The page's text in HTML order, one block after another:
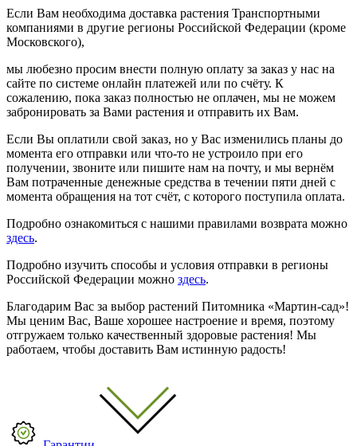
Если Вам необходима доставка растения Транспортными
компаниями в другие регионы Российской Федерации (кроме
Московского),
мы любезно просим внести полную оплату за заказ у нас на
сайте по системе онлайн платежей или по счёту. К
сожалению, пока заказ полностью не оплачен, мы не можем
забронировать за Вами растения и отправить их Вам.
Если Вы оплатили свой заказ, но у Вас изменились планы до
момента его отправки или что-то не устроило при его
получении, звоните или пишите нам на почту, и мы вернём
Вам потраченные денежные средства в течении пяти дней с
момента обращения на тот счёт, с которого поступила оплата.
Подробно ознакомиться с нашими правилами возврата можно
здесь.
Подробно изучить способы и условия отправки в регионы
Российской Федерации можно здесь.
Благодарим Вас за выбор растений Питомника «Мартин-сад»!
Мы ценим Вас, Ваше хорошее настроение и время, поэтому
отгружаем только качественный здоровые растения! Мы
работаем, чтобы доставить Вам истинную радость!